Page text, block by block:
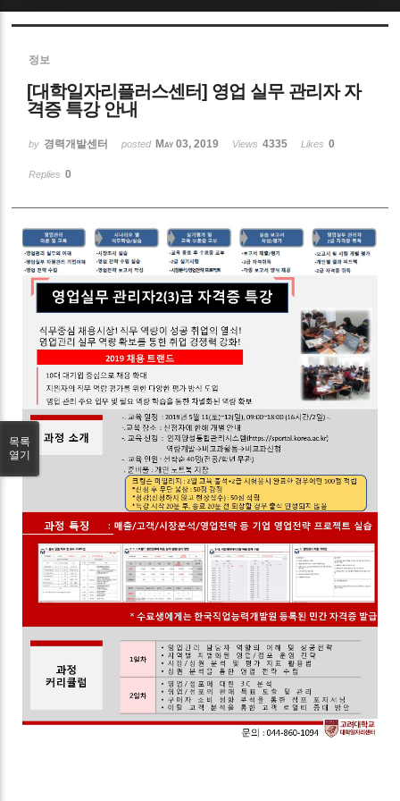
정보
[대학일자리플러스센터] 영업 실무 관리자 자
격증 특강 안내
by 경력개발센터 posted May 03, 2019 Views 4335 Likes 0
Replies 0
목록
열기
Sketchbook5, 스케치북5
Sketchbook5, 스케치북5